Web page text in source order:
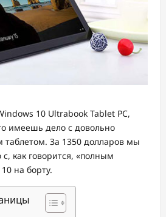
10 Ultrabook Tablet PC,
имеешь дело с довольно
За 1350 долларов мы
с, как говорится, «полным
на борту.